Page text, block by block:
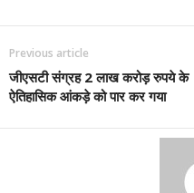
Previous article
जीएसटी संग्रह 2 लाख करोड़ रुपये के
ऐतिहासिक आंकड़े को पार कर गया